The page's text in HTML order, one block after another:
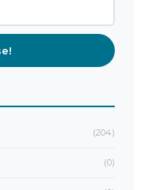
(204)
(0)